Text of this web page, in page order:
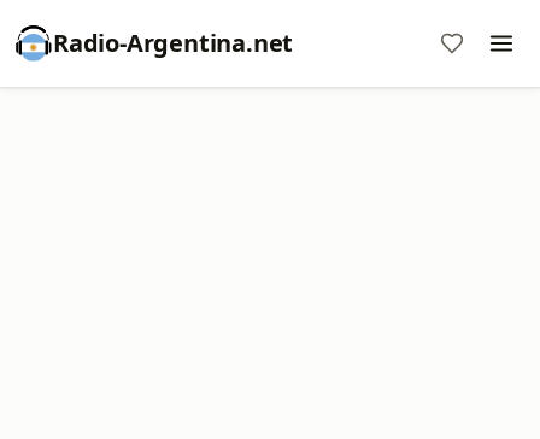
Radio-Argentina.net